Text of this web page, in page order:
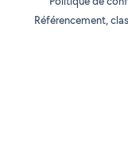
Référencement,